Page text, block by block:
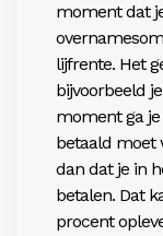
moment dat
overnamesom
lijfrente. Het
bijvoorbeeld
moment ga
betaald moet
dan dat je in
betalen. Dat
procent